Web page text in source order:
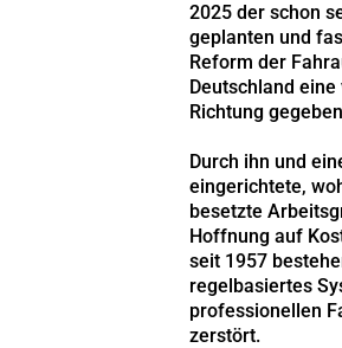
2025 der schon
geplanten und
Reform der
Deutschland
Richtung
Durch ihn und
eingerichtete,
besetzte
Hoffnung auf
seit 1957
regelbasiertes
professionellen
zerstört.